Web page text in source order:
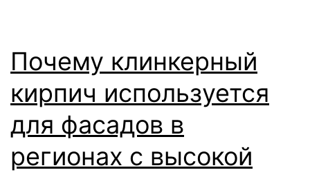
Почему клинкерный
кирпич используется
для фасадов в
регионах с высокой